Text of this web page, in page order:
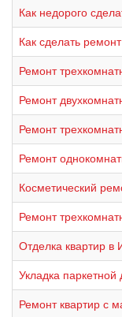
Как недорого
Как сделать
Ремонт
Ремонт
Ремонт
Ремонт
Косметический
Ремонт
Отделка квартир в
Укладка паркетной
Ремонт квартир с